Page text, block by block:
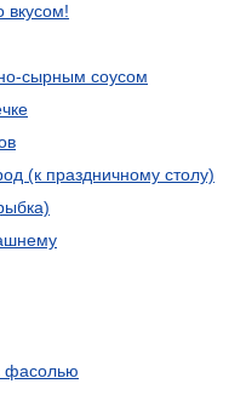
вкусом!
сырным соусом
(к праздничному столу)
фасолью